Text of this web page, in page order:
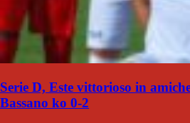
Serie D, Este vittorioso in
Bassano ko 0-2